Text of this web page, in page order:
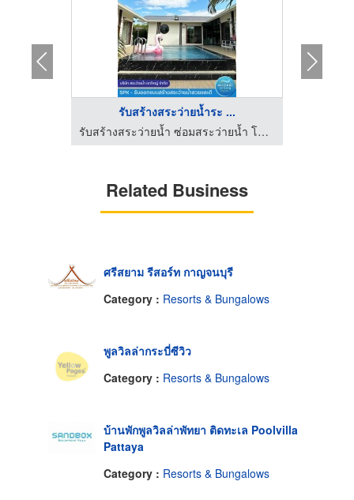
รับสร้างสระว่ายน้ำระ ...
รับสร้างสระว่ายน้ำ ซ่อมสระว่ายน้ำ โคราช - SPK
Related Business
ศรีสยาม รีสอร์ท กาญจนบุรี
Category : Resorts & Bungalows
พูลวิลล่ากระบี่ซีวิว
Category : Resorts & Bungalows
บ้านพักพูลวิลล่าพัทยา ติดทะเล Poolvilla
Pattaya
Category : Resorts & Bungalows